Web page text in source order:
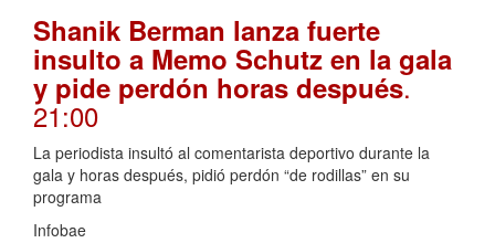
Shanik Berman lanza fuerte
insulto a Memo Schutz en la gala
y pide perdón horas después.
21:00
La periodista insultó al comentarista deportivo durante la
gala y horas después, pidió perdón “de rodillas” en su
programa
Infobae